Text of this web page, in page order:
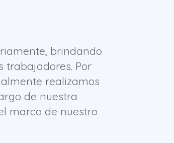
brindando
trabajadores. Por
realizamos
de nuestra
marco de nuestro